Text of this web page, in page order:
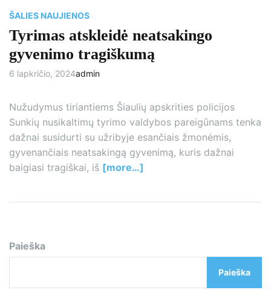
ŠALIES NAUJIENOS
Tyrimas atskleidė neatsakingo
gyvenimo tragiškumą
6 lapkričio, 2024admin
Nužudymus tiriantiems Šiaulių apskrities policijos
Sunkių nusikaltimų tyrimo valdybos pareigūnams tenka
dažnai susidurti su užribyje esančiais žmonėmis,
gyvenančiais neatsakingą gyvenimą, kuris dažnai
baigiasi tragiškai, iš [more…]
Paieška
Paieška